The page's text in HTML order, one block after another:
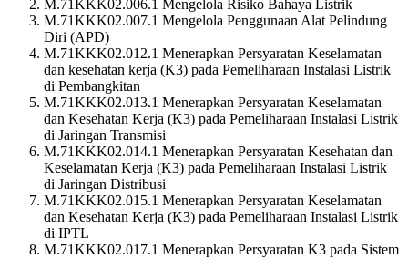
M.71KKK02.006.1 Mengelola Risiko Bahaya Listrik
M.71KKK02.007.1 Mengelola Penggunaan Alat Pelindung
Diri (APD)
M.71KKK02.012.1 Menerapkan Persyaratan Keselamatan
dan kesehatan kerja (K3) pada Pemeliharaan Instalasi Listrik
di Pembangkitan
M.71KKK02.013.1 Menerapkan Persyaratan Keselamatan
dan Kesehatan Kerja (K3) pada Pemeliharaan Instalasi Listrik
di Jaringan Transmisi
M.71KKK02.014.1 Menerapkan Persyaratan Kesehatan dan
Keselamatan Kerja (K3) pada Pemeliharaan Instalasi Listrik
di Jaringan Distribusi
M.71KKK02.015.1 Menerapkan Persyaratan Keselamatan
dan Kesehatan Kerja (K3) pada Pemeliharaan Instalasi Listrik
di IPTL
M.71KKK02.017.1 Menerapkan Persyaratan K3 pada Sistem